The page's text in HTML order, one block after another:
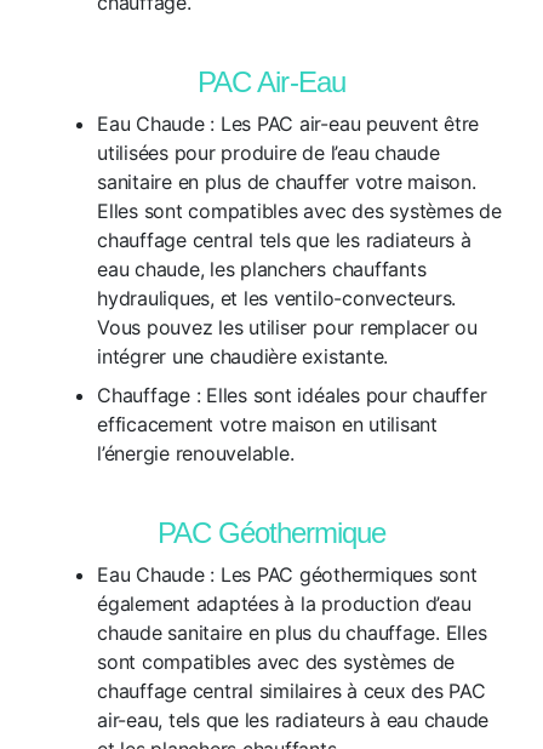
PAC Air-Eau
Eau Chaude : Les PAC air-eau peuvent être
utilisées pour produire de l’eau chaude
sanitaire en plus de chauffer votre maison.
Elles sont compatibles avec des systèmes de
chauffage central tels que les radiateurs à
eau chaude, les planchers chauffants
hydrauliques, et les ventilo-convecteurs.
Vous pouvez les utiliser pour remplacer ou
intégrer une chaudière existante.
Chauffage :Elles sont idéales pour chauffer
efficacement votre maison en utilisant
l’énergie renouvelable.
PAC Géothermique
Eau Chaude : Les PAC géothermiques sont
également adaptées à la production d’eau
chaude sanitaire en plus du chauffage. Elles
sont compatibles avec des systèmes de
chauffage central similaires à ceux des PAC
air-eau, tels que les radiateurs à eau chaude